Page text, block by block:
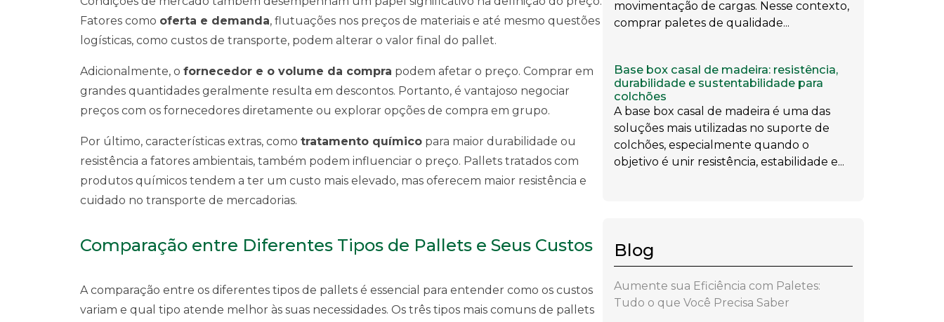
Fatores como oferta e demanda, flutuações nos preços de materiais e até mesmo questões
logísticas, como custos de transporte, podem alterar o valor final do pallet.
Adicionalmente, o fornecedor e o volume da compra podem afetar o preço. Comprar em
grandes quantidades geralmente resulta em descontos. Portanto, é vantajoso negociar
preços com os fornecedores diretamente ou explorar opções de compra em grupo.
Por último, características extras, como tratamento químico para maior durabilidade ou
resistência a fatores ambientais, também podem influenciar o preço. Pallets tratados com
produtos químicos tendem a ter um custo mais elevado, mas oferecem maior resistência e
cuidado no transporte de mercadorias.
Comparação entre Diferentes Tipos de Pallets e Seus Custos
A comparação entre os diferentes tipos de pallets é essencial para entender como os custos
variam e qual tipo atende melhor às suas necessidades. Os três tipos mais comuns de pallets
movimentação de cargas. Nesse contexto,
comprar paletes de qualidade...
Base box casal de madeira: resistência,
durabilidade e sustentabilidade para
colchões
A base box casal de madeira é uma das
soluções mais utilizadas no suporte de
colchões, especialmente quando o
objetivo é unir resistência, estabilidade e...
Blog
Aumente sua Eficiência com Paletes:
Tudo o que Você Precisa Saber